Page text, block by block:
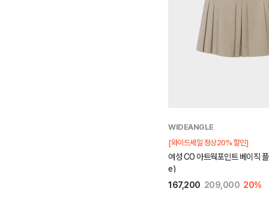
WIDEANGLE
[와이드세일 정상20% 할인]
여성 CO 아트웍포인트 베이직
e)
167,200 209,000 20%